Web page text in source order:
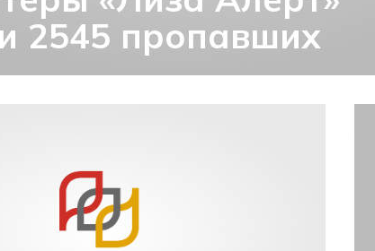
2545 пропавших